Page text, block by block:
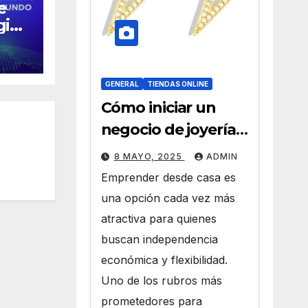
GENERAL TIENDAS ONLINE
Cómo iniciar un
negocio de joyería
desde casa con
joyas por mayor
8 MAYO, 2025 ADMIN
Emprender desde casa es
una opción cada vez más
atractiva para quienes
buscan independencia
económica y flexibilidad.
Uno de los rubros más
prometedores para